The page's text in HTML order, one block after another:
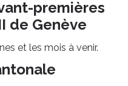
premières
de Genève
et les mois à venir.